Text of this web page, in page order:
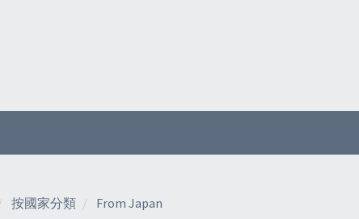
按國家分類 From Japan